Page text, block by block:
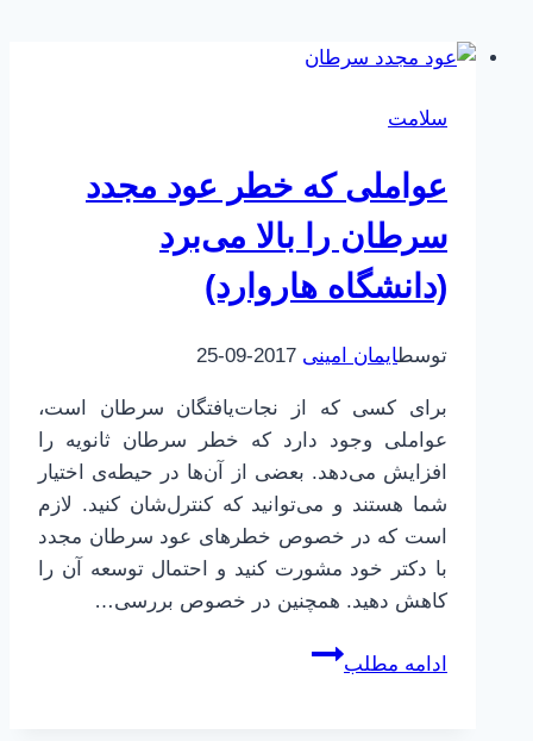
سلامت
عواملی که خطر عود مجدد
سرطان را بالا می‌برد
(دانشگاه هاروارد)
توسطایمان امینی 2017-09-25
برای کسی که از نجات‌یافتگان سرطان است،
عواملی وجود دارد که خطر سرطان ثانویه را
افزایش می‌دهد. بعضی از آن‌ها در حیطه‌ی اختیار
شما هستند و می‌توانید که کنترل‌شان کنید. لازم
است که در خصوص خطرهای عود سرطان مجدد
با دکتر خود مشورت کنید و احتمال توسعه آن را
کاهش دهید. همچنین در خصوص بررسی…
ادامه مطلب
عواملی